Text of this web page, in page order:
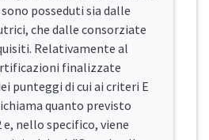
sono posseduti sia dalle
che dalle consorziate
Relativamente al
finalizzate
punteggi di cui ai criteri E
quanto previsto
nello specifico, viene